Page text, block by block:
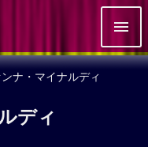
ナ・マイナルディ
ディ